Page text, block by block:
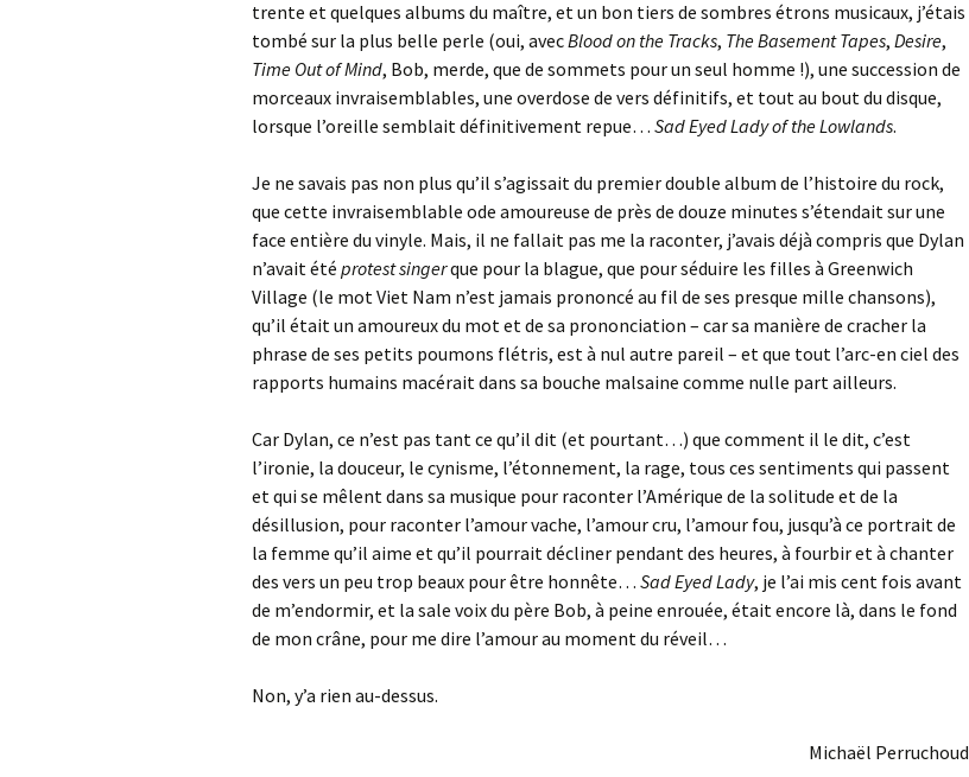
trente et quelques albums du maître, et un bon tiers de sombres étrons musicaux, j’étais
tombé sur la plus belle perle (oui, avecBlood on the Tracks, The Basement Tapes, Desire,
Time Out of Mind, Bob, merde, que de sommets pour un seul homme !), une succession de
morceaux invraisemblables, une overdose de vers définitifs, et tout au bout du disque,
lorsque l’oreille semblait définitivement repue… Sad Eyed Lady of the Lowlands.
Je ne savais pas non plus qu’il s’agissait du premier double album de l’histoire du rock,
que cette invraisemblable ode amoureuse de près de douze minutes s’étendait sur une
face entière du vinyle. Mais, il ne fallait pas me la raconter, j’avais déjà compris que Dylan
n’avait été protest singerque pour la blague, que pour séduire les filles à Greenwich
Village (le mot Viet Nam n’est jamais prononcé au fil de ses presque mille chansons),
qu’il était un amoureux du mot et de sa prononciation – car sa manière de cracher la
phrase de ses petits poumons flétris, est à nul autre pareil – et que tout l’arc-en ciel des
rapports humains macérait dans sa bouche malsaine comme nulle part ailleurs.
Car Dylan, ce n’est pas tant ce qu’il dit (et pourtant…) que comment il le dit, c’est
l’ironie, la douceur, le cynisme, l’étonnement, la rage, tous ces sentiments qui passent
et qui se mêlent dans sa musique pour raconter l’Amérique de la solitude et de la
désillusion, pour raconter l’amour vache, l’amour cru, l’amour fou, jusqu’à ce portrait de
la femme qu’il aime et qu’il pourrait décliner pendant des heures, à fourbir et à chanter
des vers un peu trop beaux pour être honnête… Sad Eyed Lady, je l’ai mis cent fois avant
de m’endormir, et la sale voix du père Bob, à peine enrouée, était encore là, dans le fond
de mon crâne, pour me dire l’amour au moment du réveil…
Non, y’a rien au-dessus.
Michaël Perruchoud